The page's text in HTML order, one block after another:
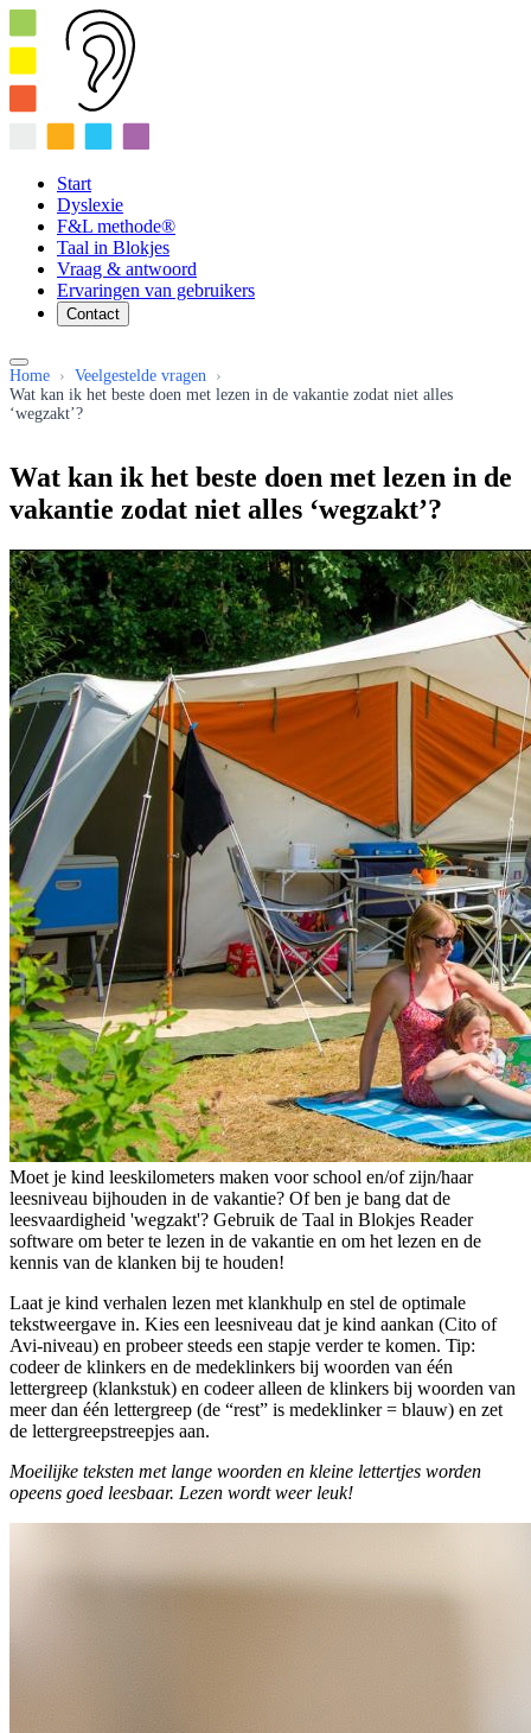
Start
Dyslexie
F&L methode®
Taal in Blokjes
Vraag & antwoord
Ervaringen van gebruikers
Contact
Home › Veelgestelde vragen ›
Wat kan ik het beste doen met lezen in de vakantie zodat niet alles
‘wegzakt’?
Wat kan ik het beste doen met lezen in de
vakantie zodat niet alles ‘wegzakt’?
Moet je kind leeskilometers maken voor school en/of zijn/haar
leesniveau bijhouden in de vakantie? Of ben je bang dat de
leesvaardigheid 'wegzakt'? Gebruik de Taal in Blokjes Reader
software om beter te lezen in de vakantie en om het lezen en de
kennis van de klanken bij te houden!
Laat je kind verhalen lezen met klankhulp en stel de optimale
tekstweergave in. Kies een leesniveau dat je kind aankan (Cito of
Avi-niveau) en probeer steeds een stapje verder te komen. Tip:
codeer de klinkers en de medeklinkers bij woorden van één
lettergreep (klankstuk) en codeer alleen de klinkers bij woorden van
meer dan één lettergreep (de “rest” is medeklinker = blauw) en zet
de lettergreepstreepjes aan.
Moeilijke teksten met lange woorden en kleine lettertjes worden
opeens goed leesbaar. Lezen wordt weer leuk!